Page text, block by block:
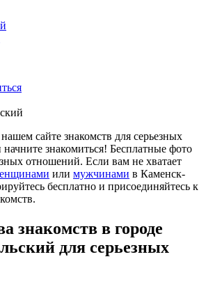
сайте знакомств для серьезных
знакомиться! Бесплатные фото
отношений. Если вам не хватает
или мужчинами в Каменск-
бесплатно и присоединяйтесь к
знакомств в городе
для серьезных